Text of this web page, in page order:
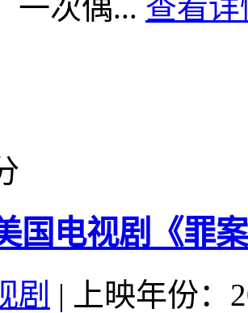
一次偶... 查看详
国电视剧《罪
剧 |
上映年份：